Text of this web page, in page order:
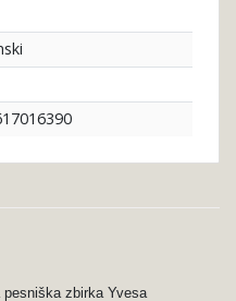
zbirka Yvesa